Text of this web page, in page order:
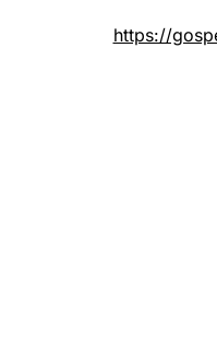
https://